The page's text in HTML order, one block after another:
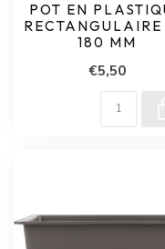
POT EN
RECTANGULAIRE
180 MM
€5,50